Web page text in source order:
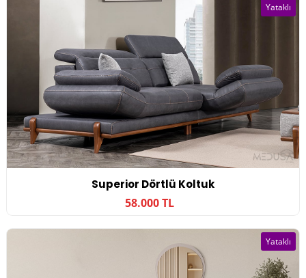
Superior Dörtlü Koltuk
58.000 TL
Yataklı
Yataklı